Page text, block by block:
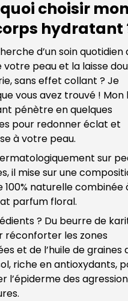
choisir mon
hydratant
d’un soin quotidien
votre peau et la laisse
sans effet collant ? Je
vous avez trouvé ! Mon
pénètre en quelques
pour redonner éclat et
à votre peau.
sur
il mise sur une
100% naturelle combinée
parfum floral.
? Du beurre de
réconforter les zones
et de l’huile de graines
riche en antioxydants,
l’épiderme des